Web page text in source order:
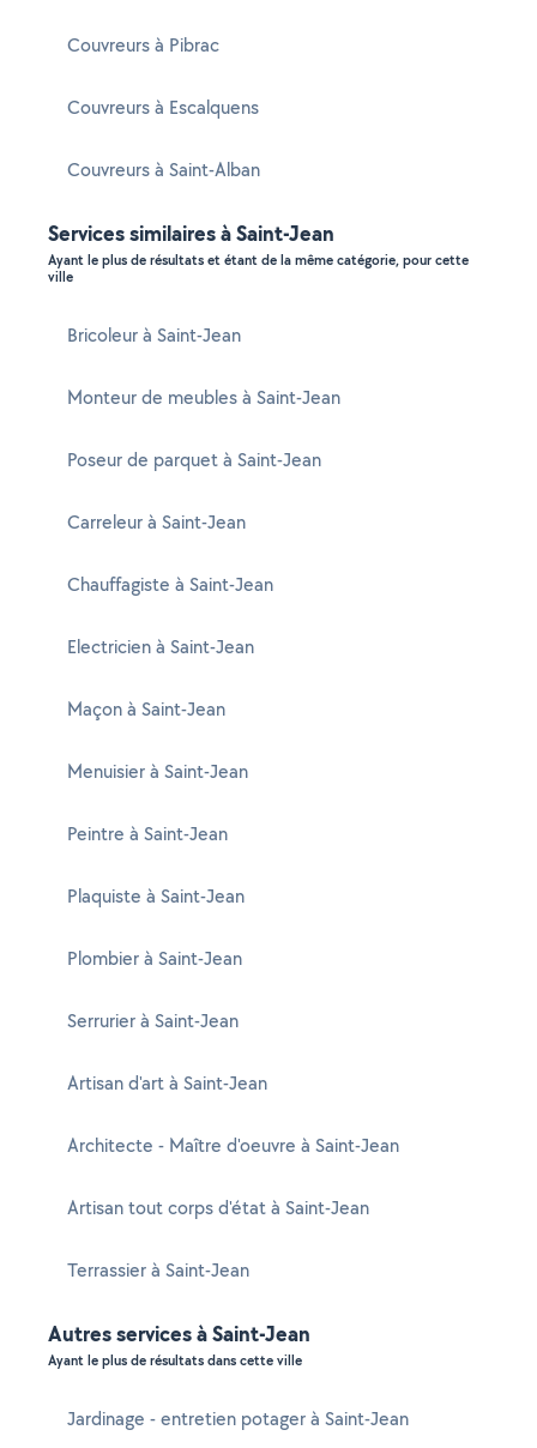
Couvreurs à Pibrac
Couvreurs à Escalquens
Couvreurs à Saint-Alban
Services similaires à Saint-Jean
Ayant le plus de résultats et étant de la même catégorie, pour cette
ville
Bricoleur à Saint-Jean
Monteur de meubles à Saint-Jean
Poseur de parquet à Saint-Jean
Carreleur à Saint-Jean
Chauffagiste à Saint-Jean
Electricien à Saint-Jean
Maçon à Saint-Jean
Menuisier à Saint-Jean
Peintre à Saint-Jean
Plaquiste à Saint-Jean
Plombier à Saint-Jean
Serrurier à Saint-Jean
Artisan d'art à Saint-Jean
Architecte - Maître d'oeuvre à Saint-Jean
Artisan tout corps d'état à Saint-Jean
Terrassier à Saint-Jean
Autres services à Saint-Jean
Ayant le plus de résultats dans cette ville
Jardinage - entretien potager à Saint-Jean